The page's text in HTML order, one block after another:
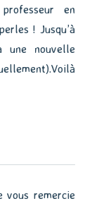
en
! Jusqu’à
nouvelle
vous remercie